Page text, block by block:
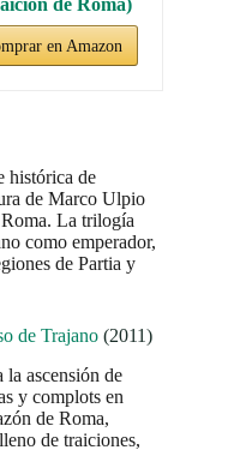
de Roma)
en Amazon
histórica de
de Marco Ulpio
La trilogía
como emperador,
de Partia y
de Trajano (2011)
ascensión de
y complots en
de Roma,
de traiciones,